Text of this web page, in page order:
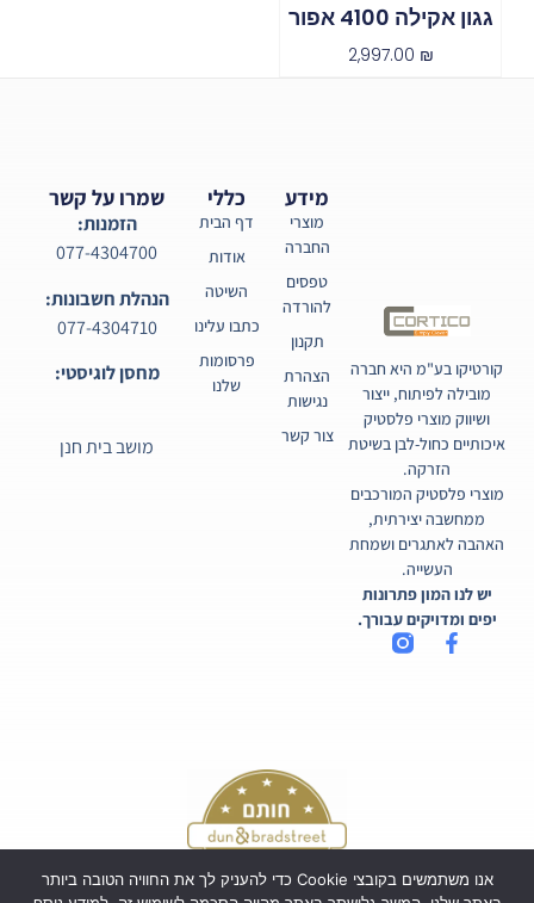
גגון אקילה 4100 אפור
2,997.00 ₪
קורטיקו בע"מ היא חברה
מובילה לפיתוח, ייצור
ושיווק מוצרי פלסטיק
איכותיים כחול-לבן בשיטת
הזרקה.
מוצרי פלסטיק המורכבים
ממחשבה יצירתית,
האהבה לאתגרים ושמחת
העשייה.
יש לנו המון פתרונות
יפים ומדויקים עבורך.
כללי
דף הבית
אודות
השיטה
כתבו עלינו
פרסומות
שלנו
מידע
מוצרי
החברה
טפסים
להורדה
תקנון
הצהרת
נגישות
צור קשר
שמרו על קשר
הזמנות:
077-4304700
הנהלת חשבונות:
077-4304710
מחסן לוגיסטי:
מושב בית חנן
אנו משתמשים בקובצי Cookie כדי להעניק לך את החוויה הטובה ביותר